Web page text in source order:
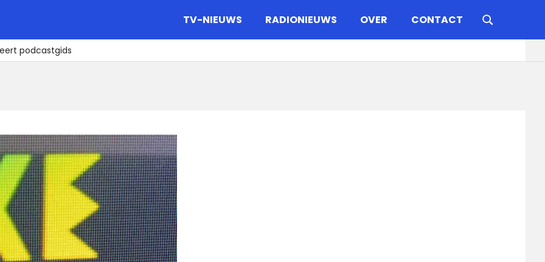
TV-NIEUWS RADIONIEUWS OVER CONTACT
podcastgids